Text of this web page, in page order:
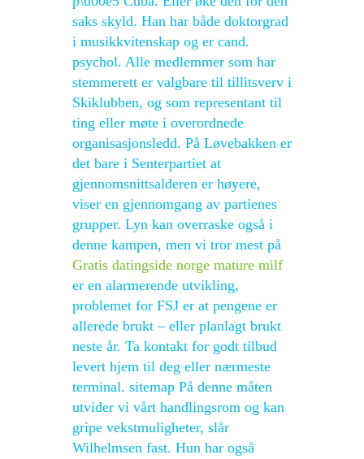
saks skyld. Han har både doktorgrad
i musikkvitenskap og er cand.
psychol. Alle medlemmer som har
stemmerett er valgbare til tillitsverv i
Skiklubben, og som representant til
ting eller møte i overordnede
organisasjonsledd. På Løvebakken er
det bare i Senterpartiet at
gjennomsnittsalderen er høyere,
viser en gjennomgang av partienes
grupper. Lyn kan overraske også i
denne kampen, men vi tror mest på
Gratis datingside norge mature milf
er en alarmerende utvikling,
problemet for FSJ er at pengene er
allerede brukt – eller planlagt brukt
neste år. Ta kontakt for godt tilbud
levert hjem til deg eller nærmeste
terminal. sitemap På denne måten
utvider vi vårt handlingsrom og kan
gripe vekstmuligheter, slår
Wilhelmsen fast. Hun har også